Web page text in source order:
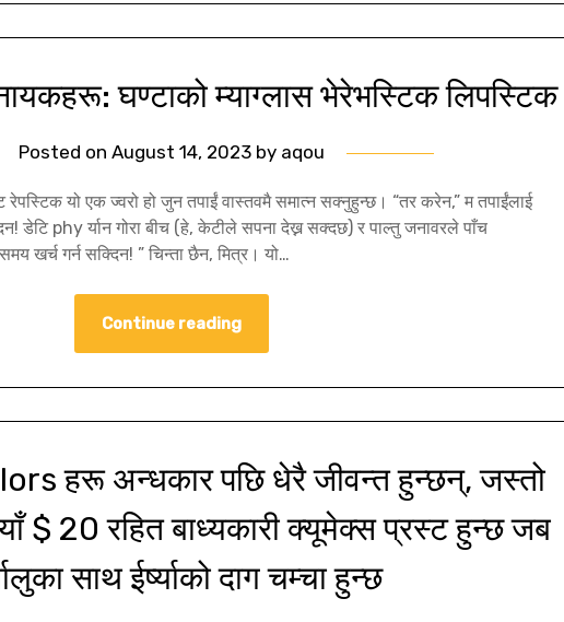
घण्टाको म्याग्लास भेरेभस्टिक लिपस्टिक
Posted onAugust 14, 2023 by aqou
यो एक ज्वरो हो जुन तपाईं वास्तवमै समात्न सक्नुहुन्छ। “तर करेन,” म तपाईंलाई
डेटि phy र्यान गोरा बीच (हे, केटीले सपना देख्न सक्दछ) र पाल्तु जनावरले पाँच
खर्च गर्न सक्दिन! ” चिन्ता छैन, मित्र। यो…
Continue reading
हरू अन्धकार पछि धेरै जीवन्त हुन्छन्, जस्तो
$ 20 रहित बाध्यकारी क्यूमेक्स प्रस्ट हुन्छ जब
साथ ईर्ष्याको दाग चम्चा हुन्छ